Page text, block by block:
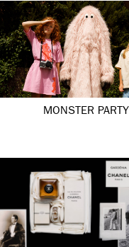
MONSTER PARTY